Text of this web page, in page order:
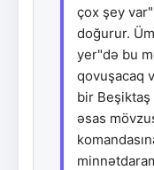
çox şey
doğurur.
yer"də bu
qovuşacaq
bir
əsas